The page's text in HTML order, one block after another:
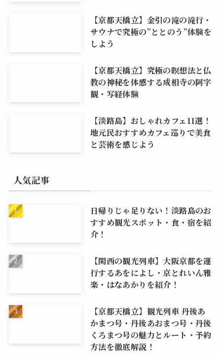
【京都天橋立】金引の滝の滝行・
サウナで究極の”ととのう”体験を
しよう
【京都天橋立】究極の瞑想法と仏
教の神秘を体感する成相寺の阿字
観・写経体験
【淡路島】おしゃれカフェ11選！
地元民おすすめカフェ巡りで美食
と芸術を感じよう
人気記事
日帰りじゃ足りない！淡路島のお
すすめ観光スポット・食・宿を紹
介！
【関西の観光列車】大阪京都を運
行するあをによし・京とれいん雅
楽・はなあかりを紹介！
【京都天橋立】観光列車 丹後あ
かまつ号・丹後あおまつ号・丹後
くろまつ号の魅力とルート・予約
方法を徹底解説！